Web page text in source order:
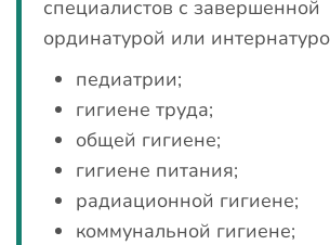
специалистов с завершенной
ординатурой или
педиатрии;
гигиене труда;
общей гигиене;
гигиене питания;
радиационной гигиене;
коммунальной гигиене;